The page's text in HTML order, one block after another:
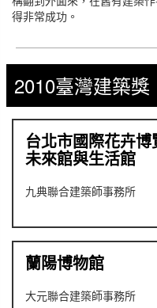
得非常成功。
2010臺灣建築獎
台北市國際花卉
未來館與生活館
九典聯合建築師事務所
蘭陽博物館
大元聯合建築師事務所